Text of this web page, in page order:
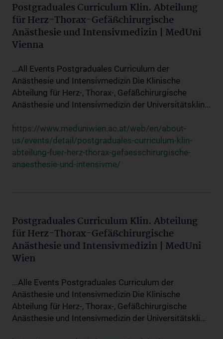
Postgraduales Curriculum Klin. Abteilung
für Herz-Thorax-Gefäßchirurgische
Anästhesie und Intensivmedizin | MedUni
Vienna
...All Events Postgraduales Curriculum der
Anästhesie und Intensivmedizin Die Klinische
Abteilung für Herz-, Thorax-, Gefäßchirurgische
Anästhesie und Intensivmedizin der Universitätsklin...
https://www.meduniwien.ac.at/web/en/about-
us/events/detail/postgraduales-curriculum-klin-
abteilung-fuer-herz-thorax-gefaesschirurgische-
anaesthesie-und-intensivme/
Postgraduales Curriculum Klin. Abteilung
für Herz-Thorax-Gefäßchirurgische
Anästhesie und Intensivmedizin | MedUni
Wien
...Alle Events Postgraduales Curriculum der
Anästhesie und Intensivmedizin Die Klinische
Abteilung für Herz-, Thorax-, Gefäßchirurgische
Anästhesie und Intensivmedizin der Universitätskli...